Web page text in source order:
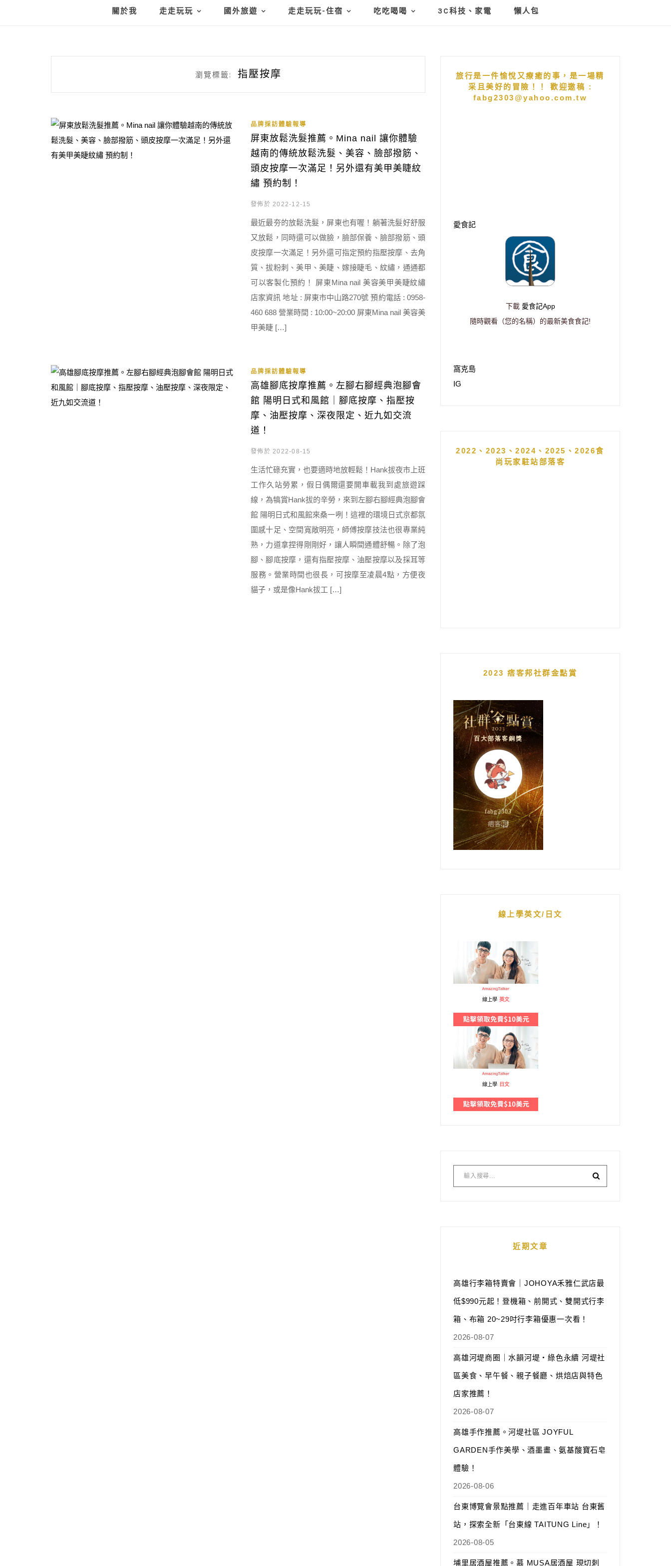
關於我 走走玩玩 國外旅遊 走走玩玩-住宿 吃吃喝喝 3C科技、家電 懶人包
瀏覽標籤: 指壓按摩
品牌採訪體驗報導
屏東放鬆洗髮推薦。Mina nail 讓你體驗
越南的傳統放鬆洗髮、美容、臉部撥筋、
頭皮按摩一次滿足！另外還有美甲美睫紋
繡 預約制！
發佈於 2022-12-15
最近最夯的放鬆洗髮，屏東也有喔！躺著洗髮好舒服
又放鬆，同時還可以做臉，臉部保養、臉部撥筋、頭
皮按摩一次滿足！另外還可指定預約指壓按摩、去角
質、拔粉刺、美甲、美睫、嫁接睫毛、紋繡，通通都
可以客製化預約！ 屏東Mina nail 美容美甲美睫紋繡
店家資訊 地址 : 屏東市中山路270號 預約電話 : 0958-
460 688 營業時間 : 10:00~20:00 屏東Mina nail 美容美
甲美睫 […]
品牌採訪體驗報導
高雄腳底按摩推薦。左腳右腳經典泡腳會
館 陽明日式和風館｜腳底按摩、指壓按
摩、油壓按摩、深夜限定、近九如交流
道！
發佈於 2022-08-15
生活忙碌充實，也要適時地放輕鬆！Hank拔夜市上班
工作久站勞累，假日偶爾還要開車載我到處旅遊踩
線，為犒賞Hank拔的辛勞，來到左腳右腳經典泡腳會
館 陽明日式和風館來桑一咧！這裡的環境日式京都氛
圍感十足、空間寬敞明亮，師傅按摩技法也很專業純
熟，力道拿捏得剛剛好，讓人瞬間通體舒暢。除了泡
腳、腳底按摩，還有指壓按摩、油壓按摩以及採耳等
服務。營業時間也很長，可按摩至凌晨4點，方便夜
貓子，或是像Hank拔工 […]
旅行是一件愉悅又療癒的事，是一場精
采且美好的冒險！！ 歡迎邀稿 :
fabg2303@yahoo.com.tw
愛食記
下載 愛食記App
隨時觀看（您的名稱）的最新美食食記!
窩克島
IG
2022、2023、2024、2025、2026食
尚玩家駐站部落客
2023 痞客邦社群金點賞
線上學英文/日文
線上學 英文
線上學 日文
近期文章
高雄行李箱特賣會｜JOHOYA禾雅仁武店最
低$990元起！登機箱、前開式、雙開式行李
箱、布箱 20~29吋行李箱優惠一次看！
2026-08-07
高雄河堤商圈｜水韻河堤‧綠色永續 河堤社
區美食、早午餐、親子餐廳、烘焙店與特色
店家推薦！
2026-08-07
高雄手作推薦。河堤社區 JOYFUL
GARDEN手作美學、酒墨畫、氨基酸寶石皂
體驗！
2026-08-06
台東博覽會景點推薦｜走進百年車站 台東舊
站，探索全新「台東線 TAITUNG Line」！
2026-08-05
埔里居酒屋推薦。慕 MUSA居酒屋 現切刺